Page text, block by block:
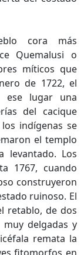
cora más
Quemalusi o
míticos que
de 1722, el
ese lugar una
del cacique
indígenas se
el templo
levantado. Los
1767, cuando
construyeron
ruinoso. El
retablo, de dos
delgadas y
remata la
fitomorfos en